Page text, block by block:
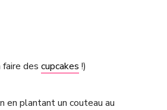
faire des cupcakes !)
en plantant un couteau au